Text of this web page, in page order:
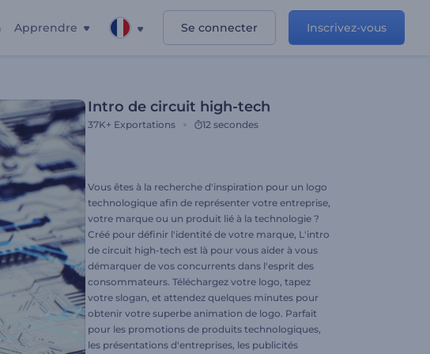
Apprendre Se connecter Inscrivez-vous
Intro de circuit high-tech
37K+ Exportations 12 secondes
Vous êtes à la recherche d'inspiration pour un logo
technologique afin de représenter votre entreprise,
votre marque ou un produit lié à la technologie ?
Créé pour définir l'identité de votre marque, L'intro
de circuit high-tech est là pour vous aider à vous
démarquer de vos concurrents dans l'esprit des
consommateurs. Téléchargez votre logo, tapez
votre slogan, et attendez quelques minutes pour
obtenir votre superbe animation de logo. Parfait
pour les promotions de produits technologiques,
les présentations d'entreprises, les publicités